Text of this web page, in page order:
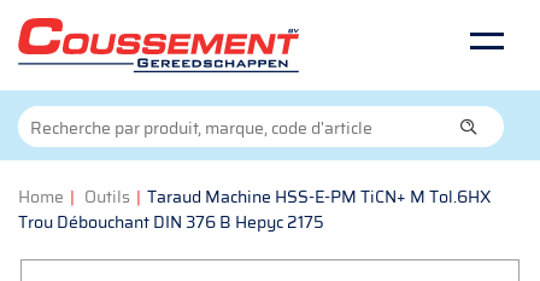
Home | Outils | Taraud Machine HSS-E-PM TiCN+ M Tol.6HX
Trou Débouchant DIN 376 B Hepyc 2175